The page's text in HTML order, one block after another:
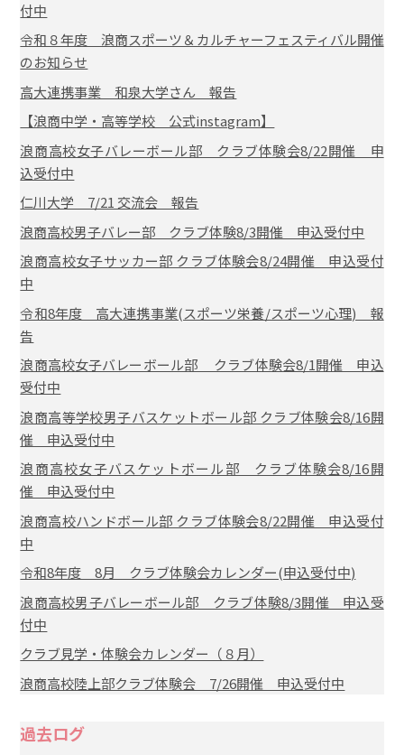
付中
令和８年度 浪商スポーツ＆カルチャーフェスティバル開催
のお知らせ
高大連携事業 和泉大学さん 報告
【浪商中学・高等学校 公式instagram】
浪商高校女子バレーボール部 クラブ体験会8/22開催 申
込受付中
仁川大学 7/21 交流会 報告
浪商高校男子バレー部 クラブ体験8/3開催 申込受付中
浪商高校女子サッカー部 クラブ体験会8/24開催 申込受付
中
令和8年度 高大連携事業(スポーツ栄養/スポーツ心理) 報
告
浪商高校女子バレーボール部 クラブ体験会8/1開催 申込
受付中
浪商高等学校男子バスケットボール部 クラブ体験会8/16開
催 申込受付中
浪商高校女子バスケットボール部 クラブ体験会8/16開
催 申込受付中
浪商高校ハンドボール部 クラブ体験会8/22開催 申込受付
中
令和8年度 8月 クラブ体験会カレンダー(申込受付中)
浪商高校男子バレーボール部 クラブ体験8/3開催 申込受
付中
クラブ見学・体験会カレンダー（８月）
浪商高校陸上部クラブ体験会 7/26開催 申込受付中
過去ログ